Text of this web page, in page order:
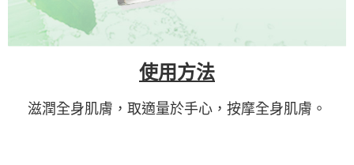
使用方法
滋潤全身肌膚，取適量於手心，按摩全身肌膚。